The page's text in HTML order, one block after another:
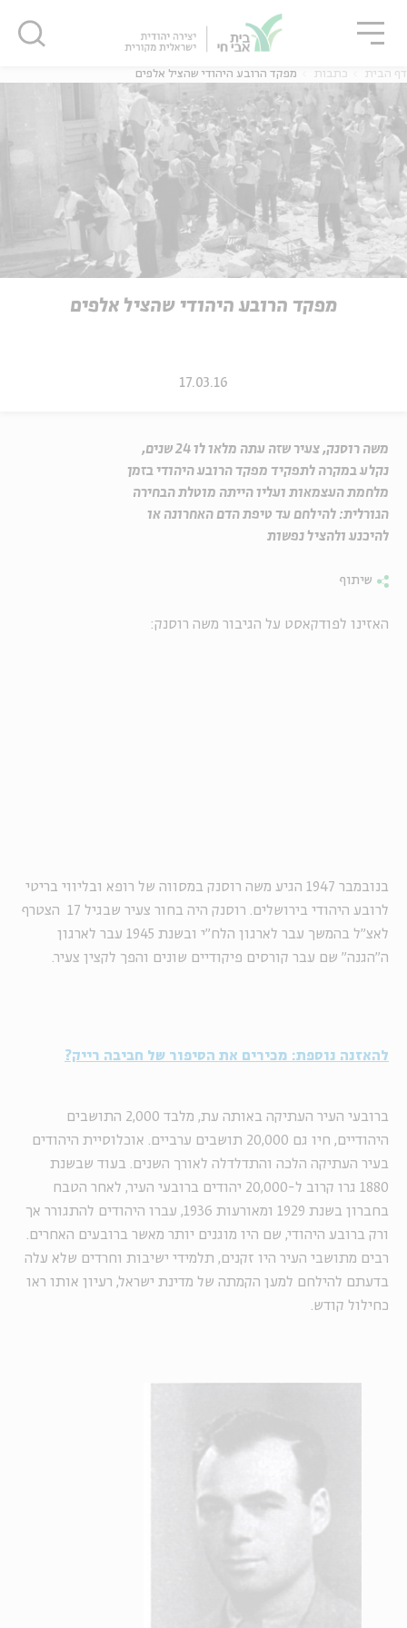
אנגלית
אנגלית
דף הבית כתבות מפקד הרובע היהודי שהציל אלפים
מפקד הרובע היהודי שהציל אלפים
17.03.16
משה רוסנק, צעיר שזה עתה מלאו לו 24 שנים,
נקלע במקרה לתפקיד מפקד הרובע היהודי בזמן
מלחמת העצמאות ועליו הייתה מוטלת הבחירה
הגורלית: להילחם עד טיפת הדם האחרונה או
להיכנע ולהציל נפשות
שיתוף
האזינו לפודקאסט על הגיבור משה רוסנק:
בנובמבר 1947 הגיע משה רוסנק במסווה של רופא ובליווי בריטי
לרובע היהודי בירושלים. רוסנק היה בחור צעיר שבגיל 17 הצטרף
לאצ"ל בהמשך עבר לארגון הלח"י ובשנת 1945 עבר לארגון
ה"הגנה" שם עבר קורסים פיקודיים שונים והפך לקצין צעיר.
להאזנה נוספת: מכירים את הסיפור של חביבה רייק?
ברובעי העיר העתיקה באותה עת, מלבד 2,000 התושבים
היהודיים, חיו גם 20,000 תושבים ערביים. אוכלוסיית היהודים
בעיר העתיקה הלכה והתדלדלה לאורך השנים. בעוד שבשנת
1880 גרו קרוב ל-20,000 יהודים ברובעי העיר, לאחר הטבח
בחברון בשנת 1929 ומאורעות 1936, עברו היהודים להתגורר אך
ורק ברובע היהודי, שם היו מוגנים יותר מאשר ברובעים האחרים.
רבים מתושבי העיר היו זקנים, תלמידי ישיבות וחרדים שלא עלה
בדעתם להילחם למען הקמתה של מדינת ישראל, רעיון אותו ראו
כחילול קודש.
סגור